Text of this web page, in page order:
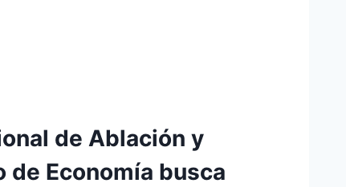
de Ablación y
Economía busca